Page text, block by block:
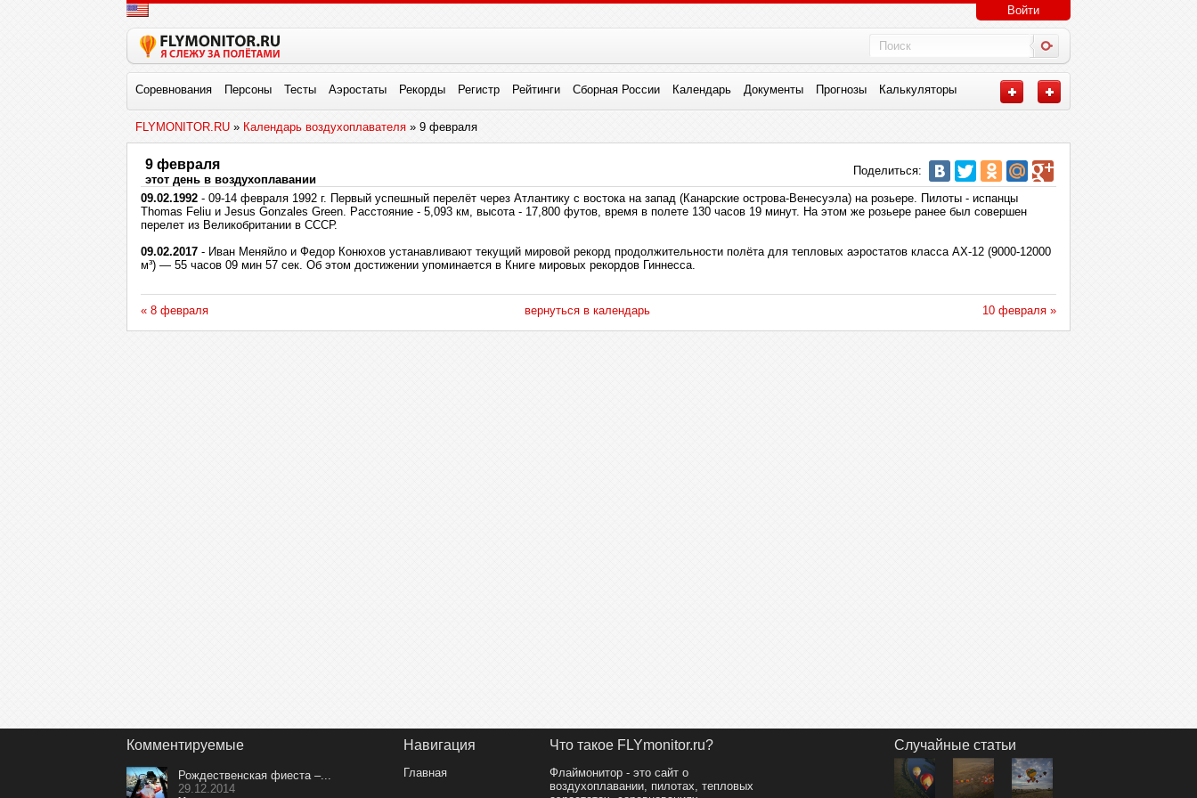
Войти
Соревнования Персоны Тесты Аэростаты Рекорды Регистр Рейтинги Сборная России Календарь Документы Прогнозы Калькуляторы
FLYMONITOR.RU » Календарь воздухоплавателя » 9 февраля
9 февраля
этот день в воздухоплавании
Поделиться:
09.02.1992 - 09-14 февраля 1992 г. Первый успешный перелёт через Атлантику с востока на запад (Канарские острова-Венесуэла) на розьере. Пилоты - испанцы
Thomas Feliu и Jesus Gonzales Green. Расстояние - 5,093 км, высота - 17,800 футов, время в полете 130 часов 19 минут. На этом же розьере ранее был совершен
перелет из Великобритании в СССР.
09.02.2017 - Иван Меняйло и Федор Конюхов устанавливают текущий мировой рекорд продолжительности полёта для тепловых аэростатов класса АХ-12 (9000-12000
м³) — 55 часов 09 мин 57 сек. Об этом достижении упоминается в Книге мировых рекордов Гиннесса.
« 8 февраля вернуться в календарь 10 февраля »
Комментируемые
Рождественская фиеста –...
29.12.2014
Навигация
Главная
Что такое FLYmonitor.ru?
Флаймонитор - это сайт о
воздухоплавании, пилотах, тепловых
Случайные статьи